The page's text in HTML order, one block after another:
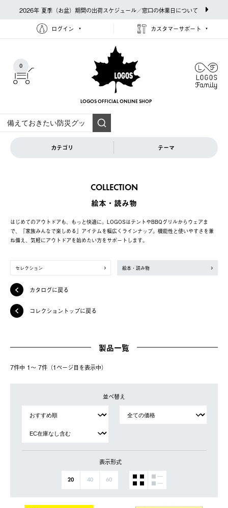
2026年 夏季（お盆）期間の出荷スケジュール／窓口の休業日について
ログイン カスタマーサポート
0
LOGOS OFFICIAL ONLINE SHOP
カテゴリ テーマ
COLLECTION
絵本・読み物
はじめてのアウトドアも、もっと快適に。LOGOSはテントやBBQグリルからウェアま
で、「家族みんなで楽しめる」アイテムを幅広くラインナップ。機能性と使いやすさを兼
ね備え、気軽にアウトドアを始めたい方をサポートします。
セレクション 絵本・読み物
カタログに戻る
コレクショントップに戻る
製品一覧
7件中 1〜 7件（1ページ⽬を表⽰中）
並べ替え
表示形式
20 40 60